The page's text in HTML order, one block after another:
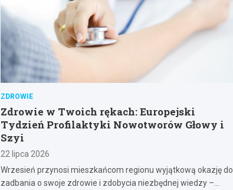
ZDROWIE
Zdrowie w Twoich rękach: Europejski
Tydzień Profilaktyki Nowotworów Głowy i
Szyi
22 lipca 2026
Wrzesień przynosi mieszkańcom regionu wyjątkową okazję do
zadbania o swoje zdrowie i zdobycia niezbędnej wiedzy –…